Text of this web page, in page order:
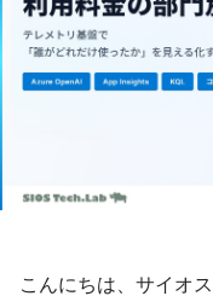
こんにちは、サイオ